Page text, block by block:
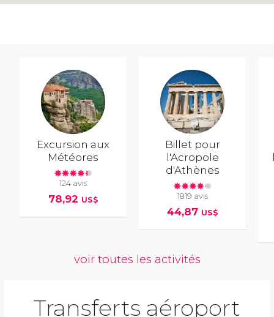
Excursion aux
Météores
124 avis
78,92 US$
Billet pour
l'Acropole
d'Athènes
1819 avis
44,87 US$
voir toutes les activités
Transferts aéroport